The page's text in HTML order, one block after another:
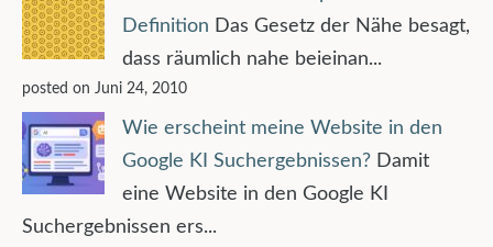
Definition Das Gesetz der Nähe besagt,
dass räumlich nahe beieinan...
posted on Juni 24, 2010
Wie erscheint meine Website in den
Google KI Suchergebnissen? Damit
eine Website in den Google KI
Suchergebnissen ers...